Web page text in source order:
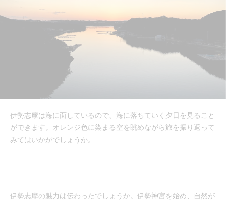
伊勢志摩は海に面しているので、海に落ちていく夕日を見ること
ができます。オレンジ色に染まる空を眺めながら旅を振り返って
みてはいかがでしょうか。
伊勢志摩の魅力は伝わったでしょうか。伊勢神宮を始め、自然が